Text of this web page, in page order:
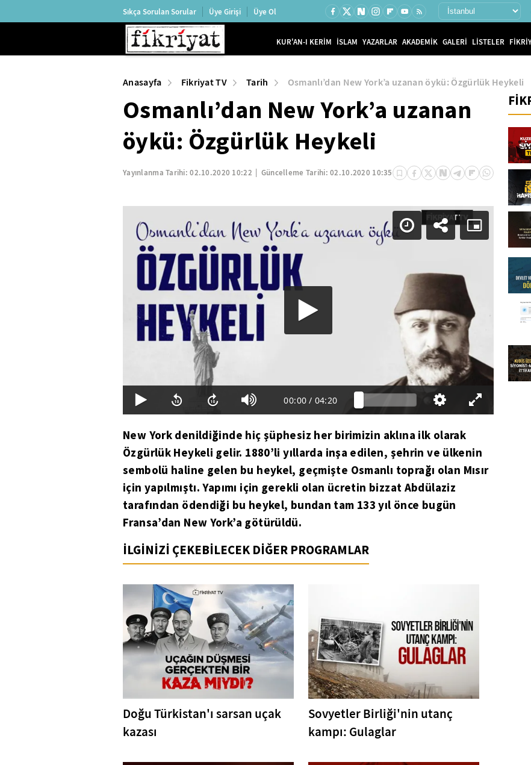
Sıkça Sorulan Sorular Üye Girişi Üye Ol
KUR'AN-I KERİM İSLAM YAZARLAR AKADEMİK GALERİ LİSTELER
Anasayfa Fikriyat TV Tarih Osmanlı’dan New York’a uzanan öykü: Özgürlük Heykeli
Osmanlı’dan New York’a uzanan
öykü: Özgürlük Heykeli
Yayınlanma Tarihi:02.10.2020 10:22 Güncelleme Tarihi:02.10.2020 10:35
00:00 / 04:20
New York denildiğinde hiç şüphesiz her birimizin aklına ilk olarak
Özgürlük Heykeli gelir. 1880’li yıllarda inşa edilen, şehrin ve ülkenin
sembolü haline gelen bu heykel, geçmişte Osmanlı toprağı olan Mısır
için yapılmıştı. Yapımı için gerekli olan ücretin bizzat Abdülaziz
tarafından ödendiği bu heykel, bundan tam 133 yıl önce bugün
Fransa’dan New York’a götürüldü.
İLGİNİZİ ÇEKEBİLECEK DİĞER PROGRAMLAR
Doğu Türkistan'ı sarsan uçak
kazası
Sovyetler Birliği'nin utanç
kampı: Gulaglar